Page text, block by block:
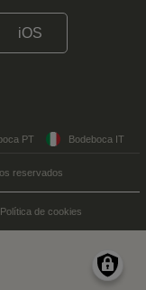
iOS
PT Bodeboca IT
reservados
Política de cookies